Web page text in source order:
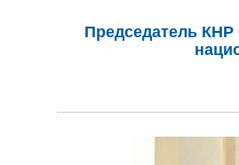
Председатель